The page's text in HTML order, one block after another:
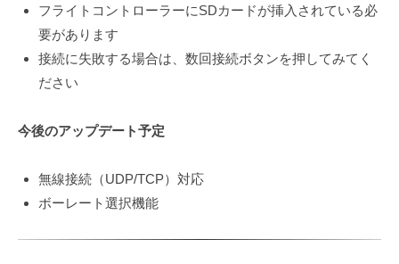
フライトコントローラーにSDカードが挿入されている必
要があります
接続に失敗する場合は、数回接続ボタンを押してみてく
ださい
今後のアップデート予定
無線接続（UDP/TCP）対応
ボーレート選択機能